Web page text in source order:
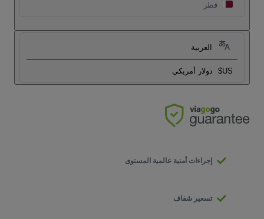
قطر
العربية
US$ دولار أمريكي
إجراءات أمنية عالمية المستوى
تسعير شفاف